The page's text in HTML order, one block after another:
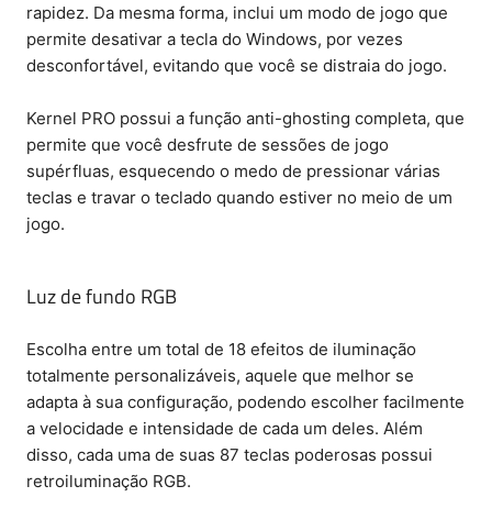
rapidez. Da mesma forma, inclui um modo de jogo que
permite desativar a tecla do Windows, por vezes
desconfortável, evitando que você se distraia do jogo.
Kernel PRO possui a função anti-ghosting completa, que
permite que você desfrute de sessões de jogo
supérfluas, esquecendo o medo de pressionar várias
teclas e travar o teclado quando estiver no meio de um
jogo.
Luz de fundo RGB
Escolha entre um total de 18 efeitos de iluminação
totalmente personalizáveis, aquele que melhor se
adapta à sua configuração, podendo escolher facilmente
a velocidade e intensidade de cada um deles. Além
disso, cada uma de suas 87 teclas poderosas possui
retroiluminação RGB.